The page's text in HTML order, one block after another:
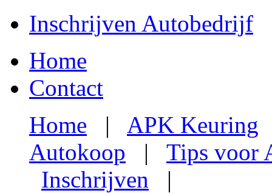
Inschrijven Autobedrijf
Home
Contact
Home | APK Keuring
Autokoop | Tips voor
Inschrijven |